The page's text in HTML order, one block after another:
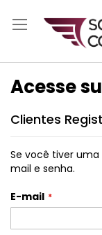
Acesse
Clientes
Se você tiver
mail e senha.
E-mail